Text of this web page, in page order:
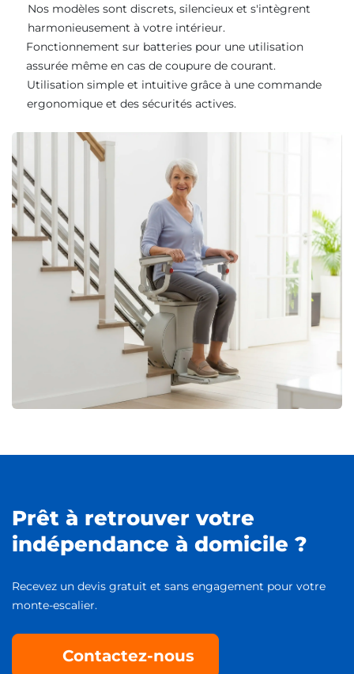
Nos modèles sont discrets, silencieux et s'intègrent
harmonieusement à votre intérieur.
Fonctionnement sur batteries pour une utilisation
assurée même en cas de coupure de courant.
Utilisation simple et intuitive grâce à une commande
ergonomique et des sécurités actives.
Prêt à retrouver votre
indépendance à domicile ?
Recevez un devis gratuit et sans engagement pour votre
monte-escalier.
Contactez-nous